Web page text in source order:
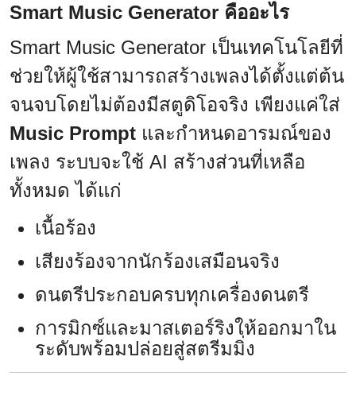
Smart Music Generator คืออะไร
Smart Music Generator เป็นเทคโนโลยีที่
ช่วยให้ผู้ใช้สามารถสร้างเพลงได้ตั้งแต่ต้น
จนจบโดยไม่ต้องมีสตูดิโอจริง เพียงแค่ใส่
Music Prompt และกำหนดอารมณ์ของ
เพลง ระบบจะใช้ AI สร้างส่วนที่เหลือ
ทั้งหมด ได้แก่
เนื้อร้อง
เสียงร้องจากนักร้องเสมือนจริง
ดนตรีประกอบครบทุกเครื่องดนตรี
การมิกซ์และมาสเตอร์ริงให้ออกมาใน
ระดับพร้อมปล่อยสู่สตรีมมิ่ง